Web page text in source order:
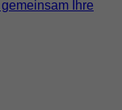
Ihre